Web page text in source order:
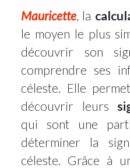
Mauricette , la
le moyen le plus
découvrir son
comprendre ses
céleste. Elle
découvrir leurs
qui sont une
déterminer la
céleste. Grâce à